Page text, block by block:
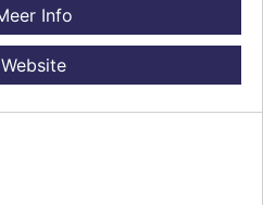
Info
Website